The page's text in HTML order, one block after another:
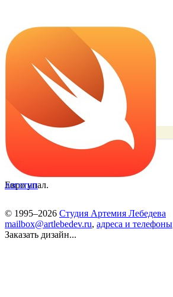
Евро упал.
логотип
© 1995–2026 Студия Артемия Лебедева
mailbox@artlebedev.ru, адреса и телефоны
Заказать дизайн...